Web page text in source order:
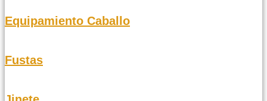
Equipamiento Caballo
Fustas